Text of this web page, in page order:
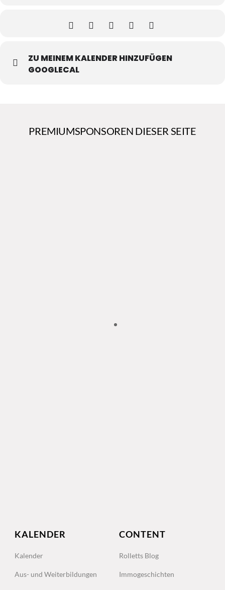
ZU MEINEM KALENDER HINZUFÜGEN
GOOGLECAL
PREMIUMSPONSOREN DIESER SEITE
KALENDER
Kalender
Aus- und Weiterbildungen
CONTENT
Rolletts Blog
Immogeschichten